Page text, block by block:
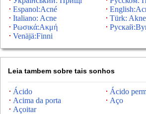
Espanol:Acné
Italiano: Acne
Türk: Akne
Ρωσικά:Ακμή
Venäjä:Finni
Leia tambem sobre tais sonhos
Ácido
Ácido
Acima da porta
Aço
Açoitar